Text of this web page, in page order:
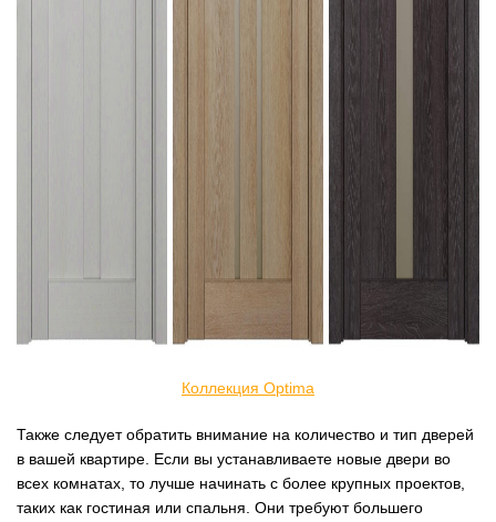
Коллекция Optima
Также следует обратить внимание на количество и тип дверей
в вашей квартире. Если вы устанавливаете новые двери во
всех комнатах, то лучше начинать с более крупных проектов,
таких как гостиная или спальня. Они требуют большего